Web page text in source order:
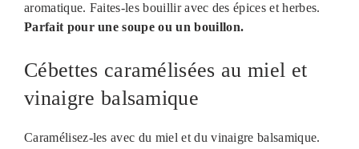
aromatique. Faites-les bouillir avec des épices et herbes.
Parfait pour une soupe ou un bouillon.
Cébettes caramélisées au miel et
vinaigre balsamique
Caramélisez-les avec du miel et du vinaigre balsamique.